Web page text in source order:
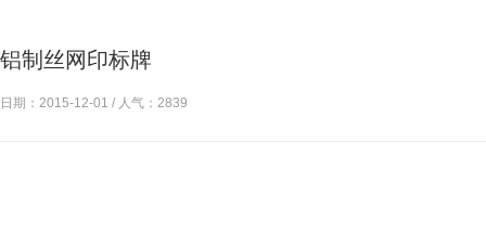
铝制丝网印标牌
日期：2015-12-01 / 人气： 2839